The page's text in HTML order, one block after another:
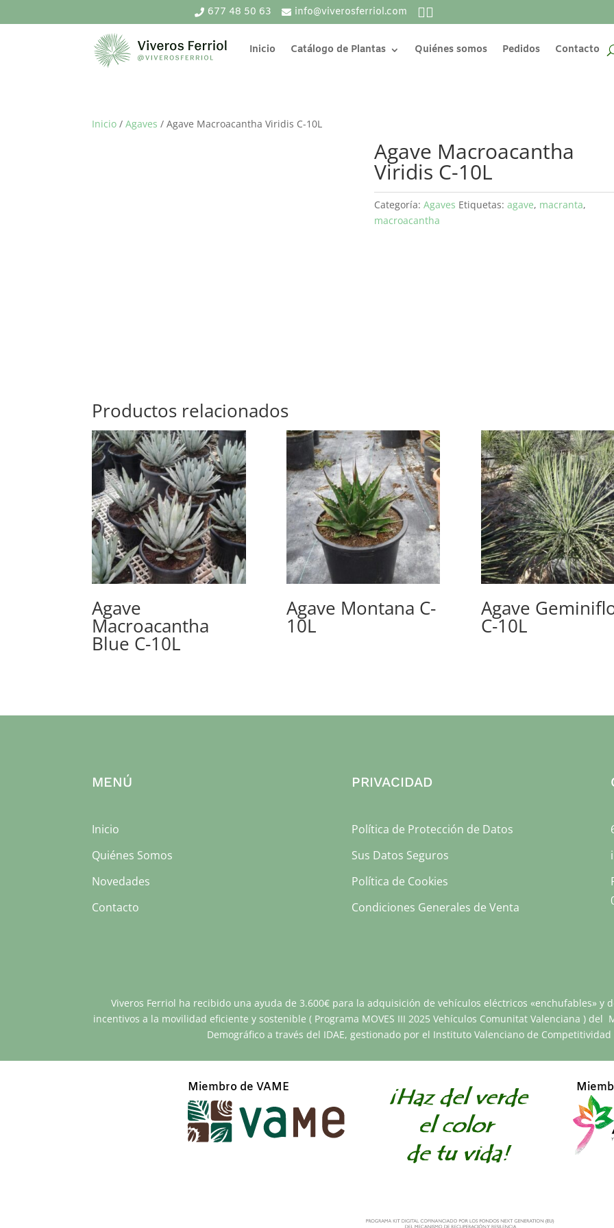
677 48 50 63 info@viverosferriol.com
Inicio Catálogo de Plantas Quiénes somos Pedidos Contacto
Inicio /Agaves / Agave Macroacantha Viridis C-10L
Agave Macroacantha
Viridis C-10L
Categoría:Agaves Etiquetas:agave, macranta,
macroacantha
Productos relacionados
Agave
Macroacantha
Blue C-10L
Agave Montana C-
10L
Agave
C-10L
MENÚ
Inicio
Quiénes Somos
Novedades
Contacto
PRIVACIDAD
Política de Protección de Datos
Sus Datos Seguros
Política de Cookies
Condiciones Generales de Venta
Viveros Ferriol ha recibido una ayuda de 3.600€ para la adquisición de vehículos eléctricos «enchufables» y
incentivos a la movilidad eficiente y sostenible ( Programa MOVES III 2025 Vehículos Comunitat Valenciana ) del
Demográfico a través del IDAE, gestionado por el Instituto Valenciano de Competitividad
Miembro de VAME